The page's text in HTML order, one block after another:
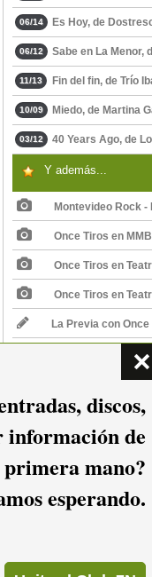
06/14 Es Hoy, de
06/12 Sabe en La Menor,
11/13 Fin del fin, de Trío
10/09 Miedo, de Martina
03/12 40 Years Ago, de
Y además...
Montevideo Rock -
Once Tiros en
Once Tiros en
Once Tiros en
La Previa con Once
Tu postura, de
Nos dijimos todo,
Once Tiros, Sin
Once Tiros en
discos,
de
primera mano?
esperando.